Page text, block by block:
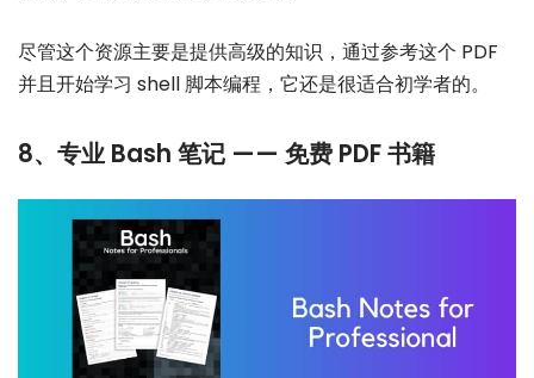
尽管这个资源主要是提供高级的知识，通过参考这个 PDF
并且开始学习 shell 脚本编程，它还是很适合初学者的。
8、专业 Bash 笔记 —— 免费 PDF 书籍